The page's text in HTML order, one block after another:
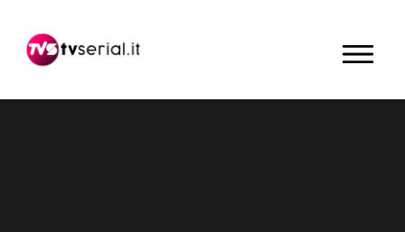
navigazione
contenuto
barra
primaria
MENU